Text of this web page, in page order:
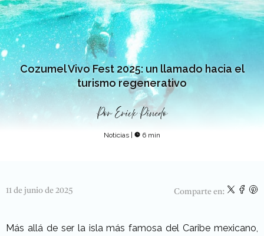
Cozumel Vivo Fest 2025: un llamado hacia el
turismo regenerativo
Por Erick Pinedo
Noticias 6 min
11 de junio de 2025 Comparte en:
Más allá de ser la isla más famosa del Caribe mexicano,